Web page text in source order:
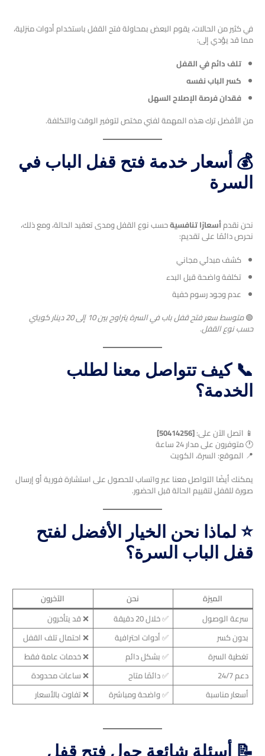
في كثير من الحالات، يقوم البعض بمحاولة فتح القفل باستخدام أدوات منزلية،
مما قد يؤدي إلى:
تلف دائم في القفل
كسر الباب نفسه
فقدان فرصة الإصلاح السهل
من الأفضل ترك هذه المهمة لفني مختص لتوفير الوقت والتكلفة.
💰 أسعار خدمة فتح قفل الباب في
السرة
نحن نقدمأسعارًا تنافسيةحسب نوع القفل ومدى تعقيد الحالة، ومع ذلك،
نحرص دائمًا على تقديم:
كشف مبدئي مجاني
تكلفة واضحة قبل البدء
عدم وجود رسوم خفية
🟢
متوسط سعر فتح قفل باب في السرة يتراوح بين 10 إلى 20 دينار كويتي
حسب نوع القفل.
📞 كيف تتواصل معنا لطلب
الخدمة؟
📱 اتصل الآن على:[50414256]
🕐 متوفرون على مدار 24 ساعة
📍 الموقع: السرة، الكويت
يمكنك أيضًا التواصل معنا عبر واتساب للحصول على استشارة فورية أو إرسال
صورة للقفل لتقييم الحالة قبل الحضور.
⭐ لماذا نحن الخيار الأفضل لفتح
قفل الباب السرة؟
الميزة نحن
الآخرون
سرعة الوصول
✅ خلال 20 دقيقة
❌ قد يتأخرون
بدون كسر
✅ أدوات احترافية
❌ احتمال تلف القفل
تغطية السرة
✅ بشكل دائم
❌ خدمات عامة فقط
دعم 24/7
✅ دائمًا متاح
❌ ساعات محدودة
أسعار مناسبة
✅ واضحة ومباشرة ❌ تفاوت بالأسعار
📝 أسئلة شائعة حول فتح قفل